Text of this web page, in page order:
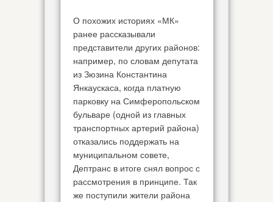
О похожих историях «МК»
ранее рассказывали
представители других районов:
например, по словам депутата
из Зюзина Константина
Янкаускаса, когда платную
парковку на Симферопольском
бульваре (одной из главных
транспортных артерий района)
отказались поддержать на
муниципальном совете,
Дептранс в итоге снял вопрос с
рассмотрения в принципе. Так
же поступили жители района